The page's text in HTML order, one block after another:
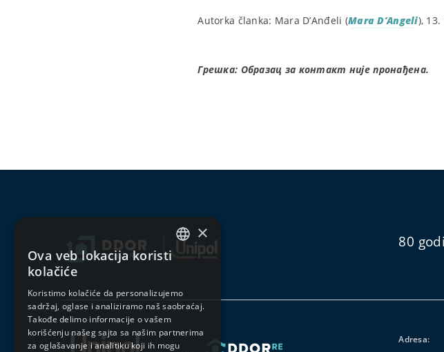
Autorka članka: Mara D’Anđeli (Mara D’Angeli),
Грешка: Образац за контакт није пронађена.
80
Adresa:
SERBIAN
×
Ova veb lokacija koristi
kolačiće
Koristimo kolačiće da personalizujemo
sadržaj, oglase i analiziramo naš saobraćaj.
Takođe delimo informacije o vašem
korišćenju našeg sajta sa našim partnerima
za oglašavanje i analitiku koji ih mogu